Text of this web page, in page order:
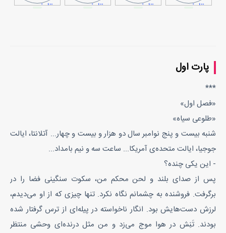
پارت اول
***
«فصل اول»
«طلوعی سیاه»
شنبه بیست و پنج نوامبر سال دو هزار و بیست و چهار... آتلانتا، ایالت
جوجیا، ایالت متحده‌ی آمریکا... ساعت سه و نیم بامداد...
- این یکی چنده؟
پس از صدای بلند و لحن محکم من، سکوت سنگینی فضا را در
برگرفت. فروشنده به چشمانم نگاه نکرد. تنها چیزی که از او می‌دیدم،
لرزش دست‌هایش بود. انگار ناخواسته در پیله‌ای از ترس گرفتار شده
بودند. تَنِش در هوا موج می‌زد و من مثل درنده‌ای وحشی منتظر